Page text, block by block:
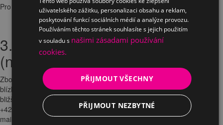
Pro objednávkynad 3000 Kč s DPH je doprava ZDARMA
3. Doprava na paletě
(nadrozměrné zboží)
Zboží je přepravováno na paletě přepravcem DHL. V rámci Prahy a
blízkého okolí nabízíme vlastní dopravu s možností montáže. Pro
bližší informace a cenu nás neváhejte kontaktovat telefonicky na
+420 737 125 483 | +420 241 485 797 nebo nám zašlete dotaz e-
mailem na
obchod@ergo-interier.cz
uživatelského zážitku, personalizaci obsahu a reklam,
poskytování funkcí sociálních médií a analýze provozu.
Používáním těchto stránek souhlasíte s jejich použitím
v souladu s našimi zásadami používání
cookies.
PŘIJMOUT VŠECHNY
PŘIJMOUT NEZBYTNÉ